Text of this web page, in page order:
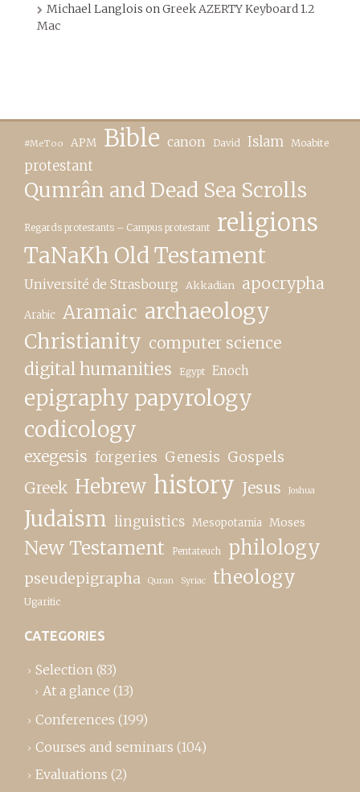
Michael Langlois onGreek AZERTY Keyboard 1.2
Mac
#MeToo APM Bible canon David Islam Moabite
protestant
Qumrân and Dead Sea Scrolls
Regards protestants – Campus protestant religions
TaNaKh Old Testament
Université de Strasbourg Akkadian apocrypha
Arabic Aramaic archaeology
Christianity computer science
digital humanities Egypt Enoch
epigraphy papyrology
codicology
exegesis forgeries Genesis Gospels
Greek Hebrew history Jesus Joshua
Judaism linguistics Mesopotamia Moses
New Testament Pentateuch philology
pseudepigrapha Quran Syriac theology
Ugaritic
CATEGORIES
Selection (83)
At a glance (13)
Conferences (199)
Courses and seminars (104)
Evaluations (2)